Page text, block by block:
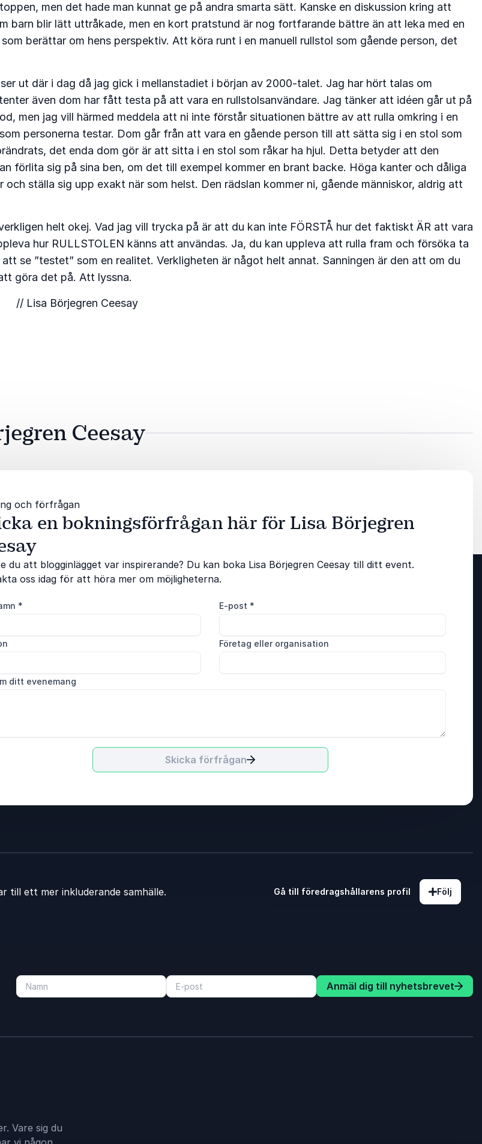
men det hade man kunnat ge på andra smarta sätt. Kanske en diskussion kring att
barn blir lätt uttråkade, men en kort pratstund är nog fortfarande bättre än att leka med en
berättar om hens perspektiv. Att köra runt i en manuell rullstol som gående person, det
ut där i dag då jag gick i mellanstadiet i början av 2000-talet. Jag har hört talas om
även dom har fått testa på att vara en rullstolsanvändare. Jag tänker att idéen går ut på
men jag vill härmed meddela att ni inte förstår situationen bättre av att rulla omkring i en
personerna testar. Dom går från att vara en gående person till att sätta sig i en stol som
det enda dom gör är att sitta i en stol som råkar ha hjul. Detta betyder att den
förlita sig på sina ben, om det till exempel kommer en brant backe. Höga kanter och dåliga
ställa sig upp exakt när som helst. Den rädslan kommer ni, gående människor, aldrig att
helt okej. Vad jag vill trycka på är att du kan inte FÖRSTÅ hur det faktiskt ÄR att vara
hur RULLSTOLEN känns att användas. Ja, du kan uppleva att rulla fram och försöka ta
se ”testet” som en realitet. Verkligheten är något helt annat. Sanningen är den att om du
göra det på. Att lyssna.
// Lisa Börjegren Ceesay
Ceesay
och förfrågan
en bokningsförfrågan här för Lisa Börjegren
du att blogginlägget var inspirerande? Du kan boka Lisa Börjegren Ceesay till ditt event.
oss idag för att höra mer om möjligheterna.
* E-post *
Företag eller organisation
ditt evenemang
Skicka förfrågan
till ett mer inkluderande samhälle. Gå till föredragshållarens profil Följ
Anmäl dig till nyhetsbrevet
Vare sig du